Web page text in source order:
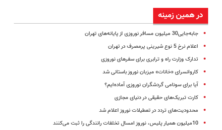
در همین زمینه
جابه‌جایی30 میلیون مسافر نوروزی از پایانه‌های تهران
اعلام نرخ 5 نوع شیرینی پرمصرف در تهران
تدارک وزارت راه و ترابری برای سفرهای نوروزی
کاروانسرای «خانات» میزبان نوروز باستانی شد
آیا برای سونامی گردشگران نوروزی آماده‌ایم؟
کارت تبریک‌های حقیقی در دنیای مجازی
محدودیت‌های تردد در تعطیلات نوروز اعلام شد
10میلیون همیار پلیس، نوروز امسال تخلفات رانندگی را ثبت می‌کنند